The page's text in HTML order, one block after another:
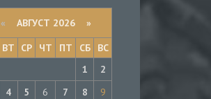
« АВГУСТ 2026 »
ВТ СР ЧТ ПТ СБ
ВС
1
2
4 5 6 7 8
9